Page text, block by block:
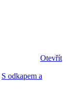
Otevřít
S odkapem a